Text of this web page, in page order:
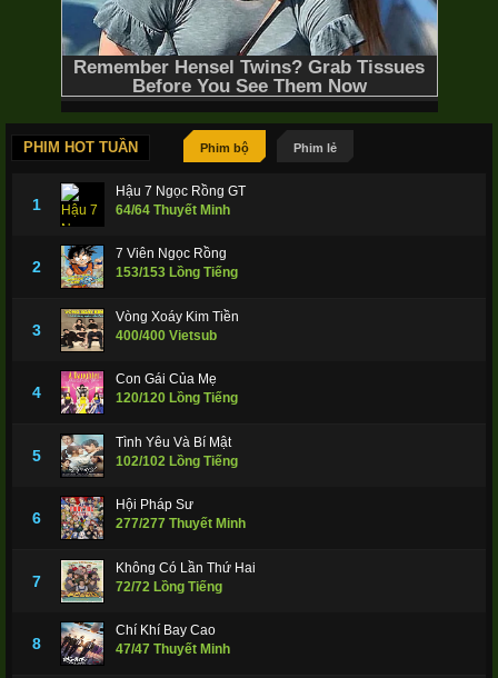
PHIM HOT TUẦN Phim bộ Phim lẻ
1
Hậu 7 Ngọc Rồng GT
64/64 Thuyết Minh
2
7 Viên Ngọc Rồng
153/153 Lồng Tiếng
3
Vòng Xoáy Kim Tiền
400/400 Vietsub
4
Con Gái Của Mẹ
120/120 Lồng Tiếng
5
Tình Yêu Và Bí Mật
102/102 Lồng Tiếng
6
Hội Pháp Sư
277/277 Thuyết Minh
7
Không Có Lần Thứ Hai
72/72 Lồng Tiếng
8
Chí Khí Bay Cao
47/47 Thuyết Minh